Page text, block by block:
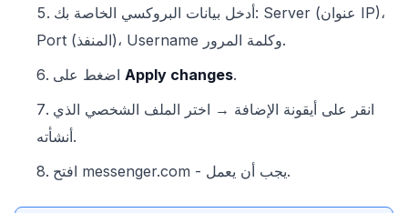
أدخل بيانات البروكسي الخاصة بك: Server (عنوان IP)،
Port (المنفذ)، Username وكلمة المرور.
Apply changes.
انقر على أيقونة الإضافة → اختر الملف الشخصي الذي
أنشأته.
افتح messenger.com - يجب أن يعمل.